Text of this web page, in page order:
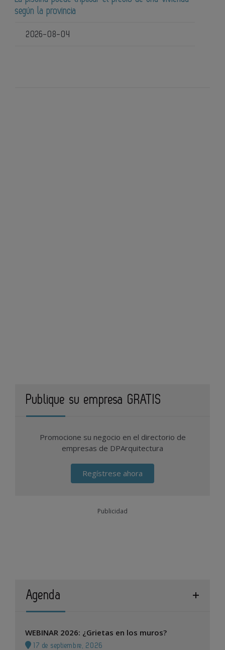
según la provincia
2026-08-04
Publique su empresa GRATIS
Promocione su negocio en el directorio de
empresas de DPArquitectura
Regístrese ahora
Publicidad
Agenda
WEBINAR 2026: ¿Grietas en los muros?
17 de septiembre, 2026